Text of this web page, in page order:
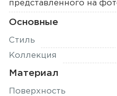
представленного на
Основные
Стиль
Коллекция
Материал
Поверхность